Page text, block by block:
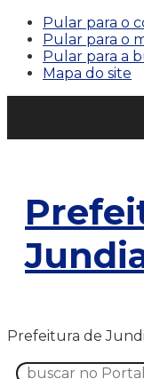
Pular para o
Pular para o
Pular para a
Mapa do site
Prefeitura de